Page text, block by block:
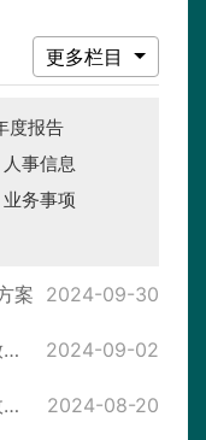
更多栏目
度报告
人事信息
业务事项
案 2024-09-30
2024年长湖乡耕地地力补贴发放明细公示表 2024-09-02
岳阳县长湖乡人民政府2023度政府财政决算公开 2024-08-20